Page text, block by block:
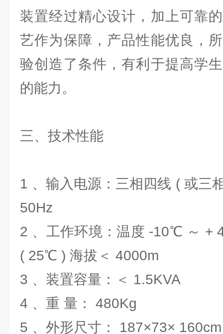
装置经过精心设计，加上可靠
艺作为保障，产品性能优良，
验创造了条件，有利于提高学
的能力。
三、技术性能
1 、输入电源：三相四线 ( 或三
50Hz
2 、工作环境：温度 -10℃ ～ +
( 25℃ ) 海拔＜ 4000m
3 、装置容量：＜ 1.5KVA
4 、重 量： 480Kg
5 、外形尺寸： 187×73×